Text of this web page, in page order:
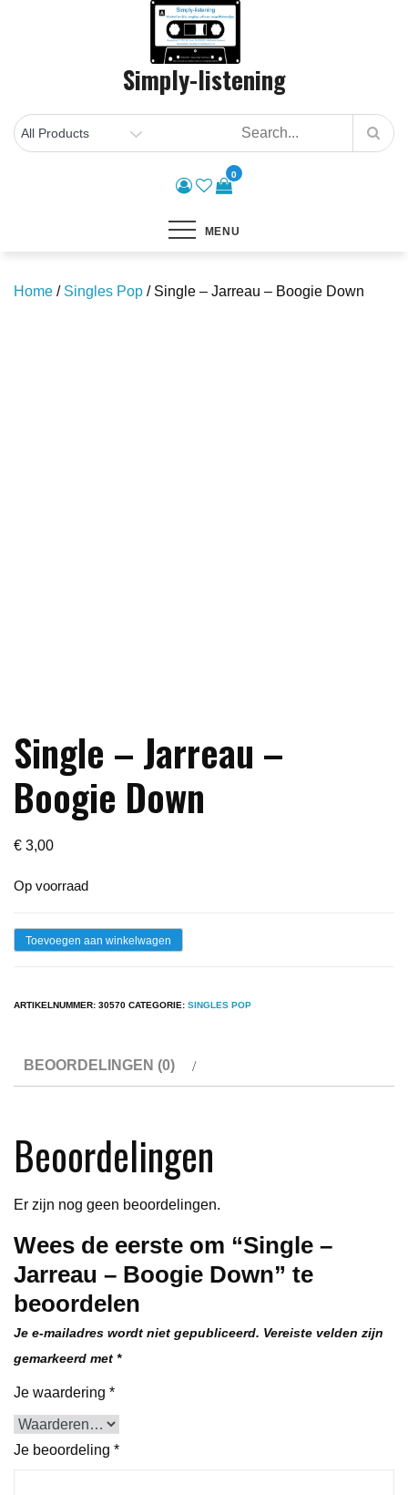
Simply-listening
0
MENU
Home / Singles Pop / Single – Jarreau – Boogie Down
Single – Jarreau –
Boogie Down
€ 3,00
Op voorraad
Single
Down
Toevoegen aan winkelwagen
ARTIKELNUMMER: 30570 CATEGORIE: SINGLES POP
BEOORDELINGEN (0)
Beoordelingen
Er zijn nog geen beoordelingen.
Wees de eerste om “Single –
Jarreau – Boogie Down” te
beoordelen
Je e-mailadres wordt niet gepubliceerd. Vereiste velden zijn
gemarkeerd met *
Je waardering *
Je beoordeling *